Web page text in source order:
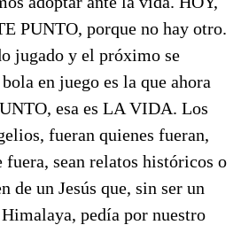
PUNTO, porque no hay otro.
jugado y el próximo se
en juego es la que ahora
esa es LA VIDA. Los
fueran quienes fueran,
sean relatos históricos o
de un Jesús que, sin ser un
pedía por nuestro